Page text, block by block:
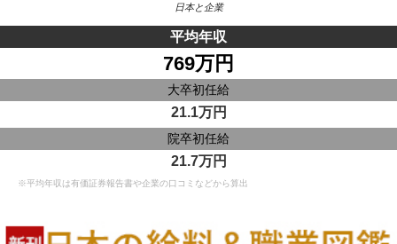
日本と企業
平均年収
769万円
大卒初任給
21.1万円
院卒初任給
21.7万円
※平均年収は有価証券報告書や企業の口コミなどから算出